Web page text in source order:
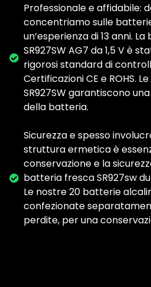
Professionale e affidabile:
concentriamo sulle
un’esperienza di 13 anni.
SR927SW AG7 da 1,5 V è
rigorosi standard di
Certificazioni CE e ROHS.
SR927SW garantiscono
della batteria.
Sicurezza e spesso
struttura ermetica è
conservazione e la
batteria fresca SR927sw
Le nostre 20 batterie
confezionate
perdite, per una